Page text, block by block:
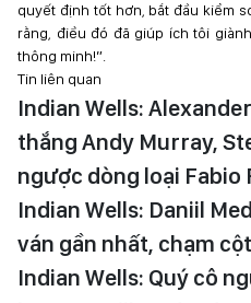
quyết định tốt hơn, bắt đầu kiểm
rằng, điều đó đã giúp ích tôi
thông minh!”.
Tin liên quan
Indian Wells:
thắng Andy Murray,
ngược dòng loại Fabio
Indian Wells: Daniil
ván gần nhất, chạm
Indian Wells: Quý cô